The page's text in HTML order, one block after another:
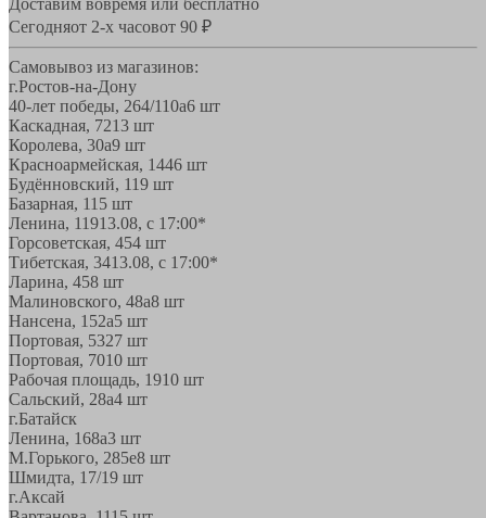
Сегодняот 2-х часовот 90 ₽
Самовывоз из магазинов:
г.Ростов-на-Дону
40-лет победы, 264/110а6 шт
Каскадная, 7213 шт
Королева, 30а9 шт
Красноармейская, 1446 шт
Будённовский, 119 шт
Базарная, 11 5 шт
Ленина, 11913.08, с 17:00*
Горсоветская, 454 шт
Тибетская, 3413.08, с 17:00*
Ларина, 458 шт
Малиновского, 48а8 шт
Нансена, 152а5 шт
Портовая, 5327 шт
Портовая, 7010 шт
Рабочая площадь, 1910 шт
Сальский, 28a4 шт
г.Батайск
Ленина, 168а3 шт
М.Горького, 285е8 шт
Шмидта, 17/19 шт
г.Аксай